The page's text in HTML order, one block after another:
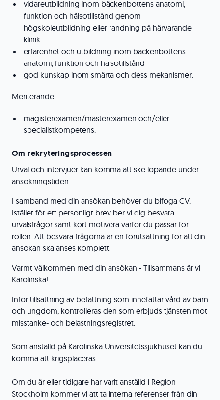
vidareutbildning inom bäckenbottens anatomi,
funktion och hälsotillstånd genom
högskoleutbildning eller randning på härvarande
klinik
erfarenhet och utbildning inom bäckenbottens
anatomi, funktion och hälsotillstånd
god kunskap inom smärta och dess mekanismer.
Meriterande:
magisterexamen/masterexamen och/eller
specialistkompetens.
Om rekryteringsprocessen
Urval och intervjuer kan komma att ske löpande under
ansökningstiden.
I samband med din ansökan behöver du bifoga CV.
Istället för ett personligt brev ber vi dig besvara
urvalsfrågor samt kort motivera varför du passar för
rollen. Att besvara frågorna är en förutsättning för att din
ansökan ska anses komplett.
Varmt välkommen med din ansökan - Tillsammans är vi
Karolinska!
Inför tillsättning av befattning som innefattar vård av barn
och ungdom, kontrolleras den som erbjuds tjänsten mot
misstanke- och belastningsregistret.
Som anställd på Karolinska Universitetssjukhuset kan du
komma att krigsplaceras.
Om du är eller tidigare har varit anställd i Region
Stockholm kommer vi att ta interna referenser från din